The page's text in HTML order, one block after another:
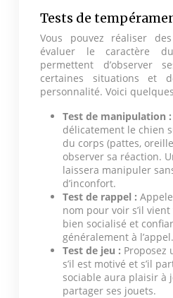
Tests de
Vous pouvez réaliser
évaluer le caractère
permettent d’observer
certaines situations et
personnalité. Voici
Test de manipulation :
délicatement le chien
du corps (pattes,
observer sa réaction.
laissera manipuler
d’inconfort.
Test de rappel :
nom pour voir s’il
bien socialisé et
généralement à l’appel.
Test de jeu : Proposez
s’il est motivé et s’il
sociable aura plaisir à
partager ses jouets.